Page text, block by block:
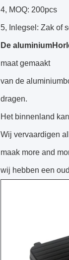
4, MOQ: 200pcs
5, Inlegsel: Zak of
De
maat gemaakt
van de
dragen.
Het binnenland
Wij vervaardigen
maak more and
wij hebben een